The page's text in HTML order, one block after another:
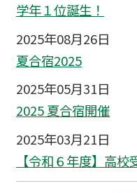
学年１位誕生！
2025年08月26日
夏合宿2025
2025年05月31日
2025 夏合宿開催
2025年03月21日
【令和６年度】高